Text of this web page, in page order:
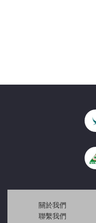
關於我們
聯繫我們